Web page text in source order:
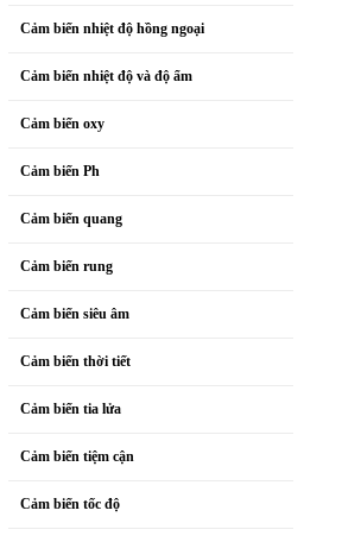
Cảm biến nhiệt độ hồng ngoại
Cảm biến nhiệt độ và độ ẩm
Cảm biến oxy
Cảm biến Ph
Cảm biến quang
Cảm biến rung
Cảm biến siêu âm
Cảm biến thời tiết
Cảm biến tia lửa
Cảm biến tiệm cận
Cảm biến tốc độ